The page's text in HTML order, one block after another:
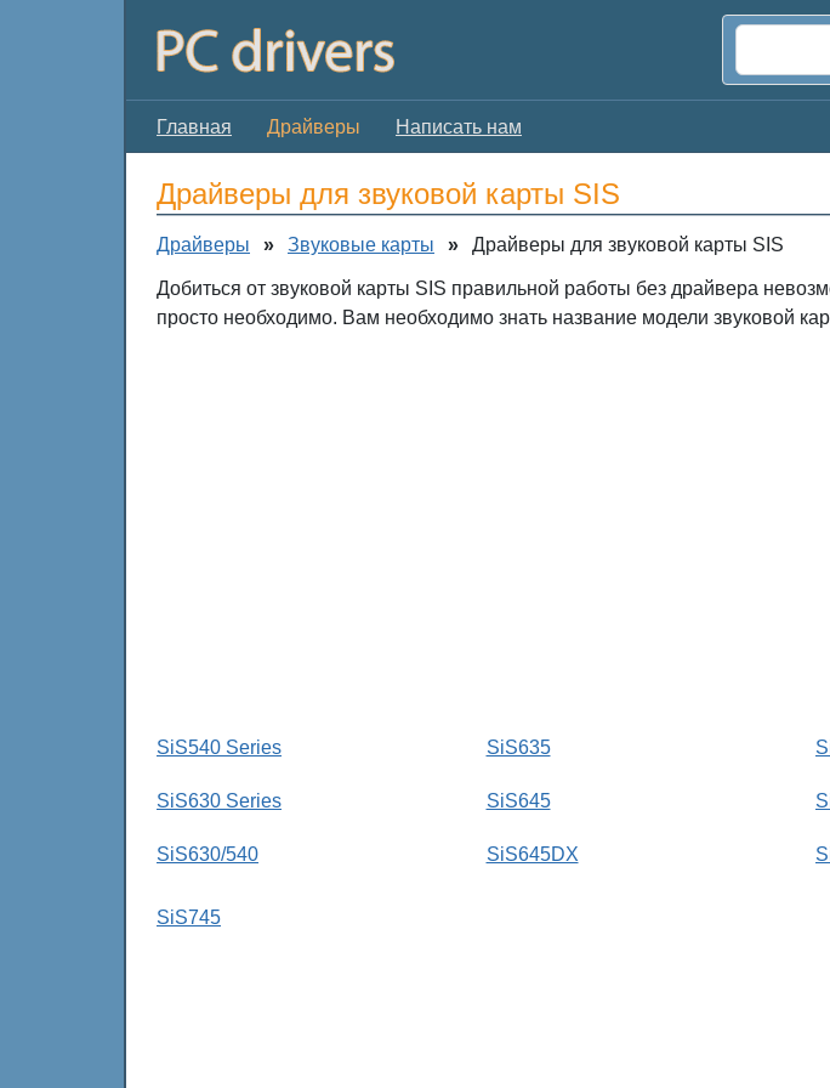
Главная Драйверы Написать нам
Драйверы для звуковой карты SIS
Драйверы » Звуковые карты » Драйверы для звуковой карты SIS
Добиться от звуковой карты SIS правильной работы без драйвера
просто необходимо. Вам необходимо знать название модели звуковой
SiS540 Series
SiS630 Series
SiS630/540
SiS635
SiS645
SiS645DX
SiS745